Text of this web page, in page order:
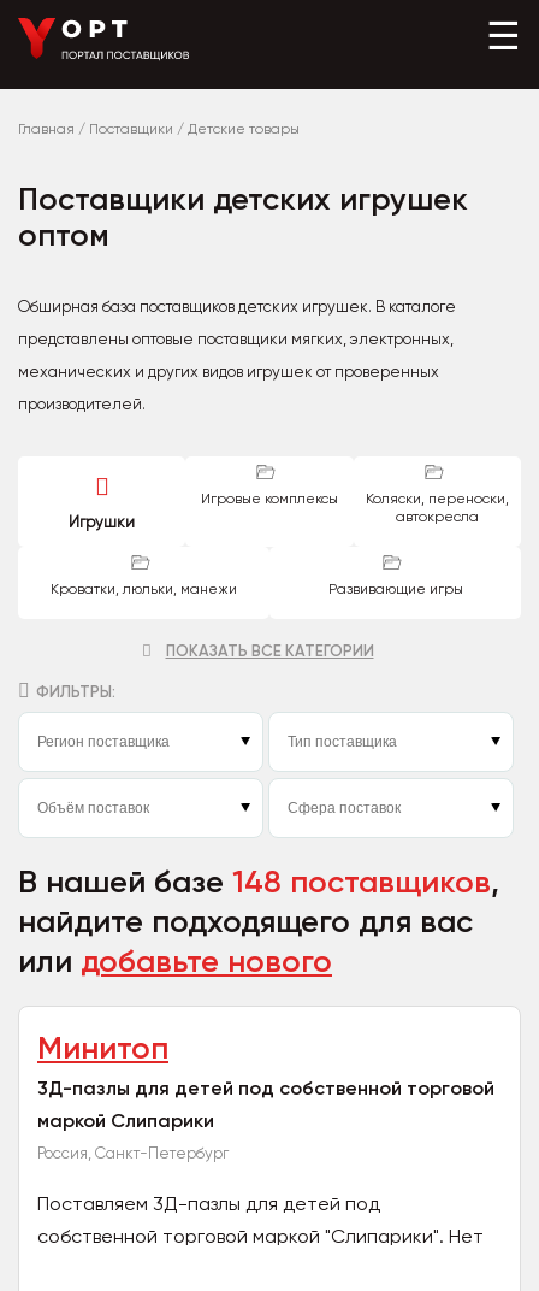
☰
Главная / Поставщики / Детские товары
Поставщики детских игрушек
оптом
Обширная база поставщиков детских игрушек. В каталоге
представлены оптовые поставщики мягких, электронных,
механических и других видов игрушек от проверенных
производителей.
Игровые комплексы
Игрушки
Коляски, переноски,
автокресла
Кроватки, люльки, манежи Развивающие игры
ПОКАЗАТЬ ВСЕ КАТЕГОРИИ
ФИЛЬТРЫ:
В нашей базе 148 поставщиков,
найдите подходящего для вас
или добавьте нового
Минитоп
3Д-пазлы для детей под собственной торговой
маркой Слипарики
Россия, Санкт-Петербург
Поставляем 3Д-пазлы для детей под
собственной торговой маркой "Слипарики". Нет